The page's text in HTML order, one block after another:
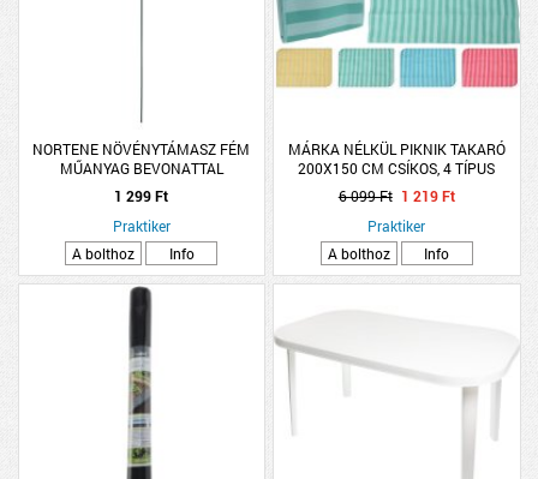
NORTENE NÖVÉNYTÁMASZ FÉM
MŰANYAG BEVONATTAL
240CM,ÁTMÉRŐ:16MM
1 299 Ft
Praktiker
A bolthoz
Info
MÁRKA NÉLKÜL PIKNIK TAKARÓ
200X150 CM CSÍKOS, 4 TÍPUS
6 099 Ft 1 219 Ft
Praktiker
A bolthoz
Info